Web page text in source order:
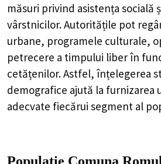
măsuri privind asistența socială
vârstnicilor. Autoritățile pot
urbane, programele culturale,
petrecere a timpului liber în
cetățenilor. Astfel, înțelegerea
demografice ajută la furnizarea
adecvate fiecărui segment al